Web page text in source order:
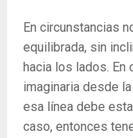
En circunstancias
equilibrada, sin
hacia los lados. En
imaginaria desde
esa línea debe
caso, entonces